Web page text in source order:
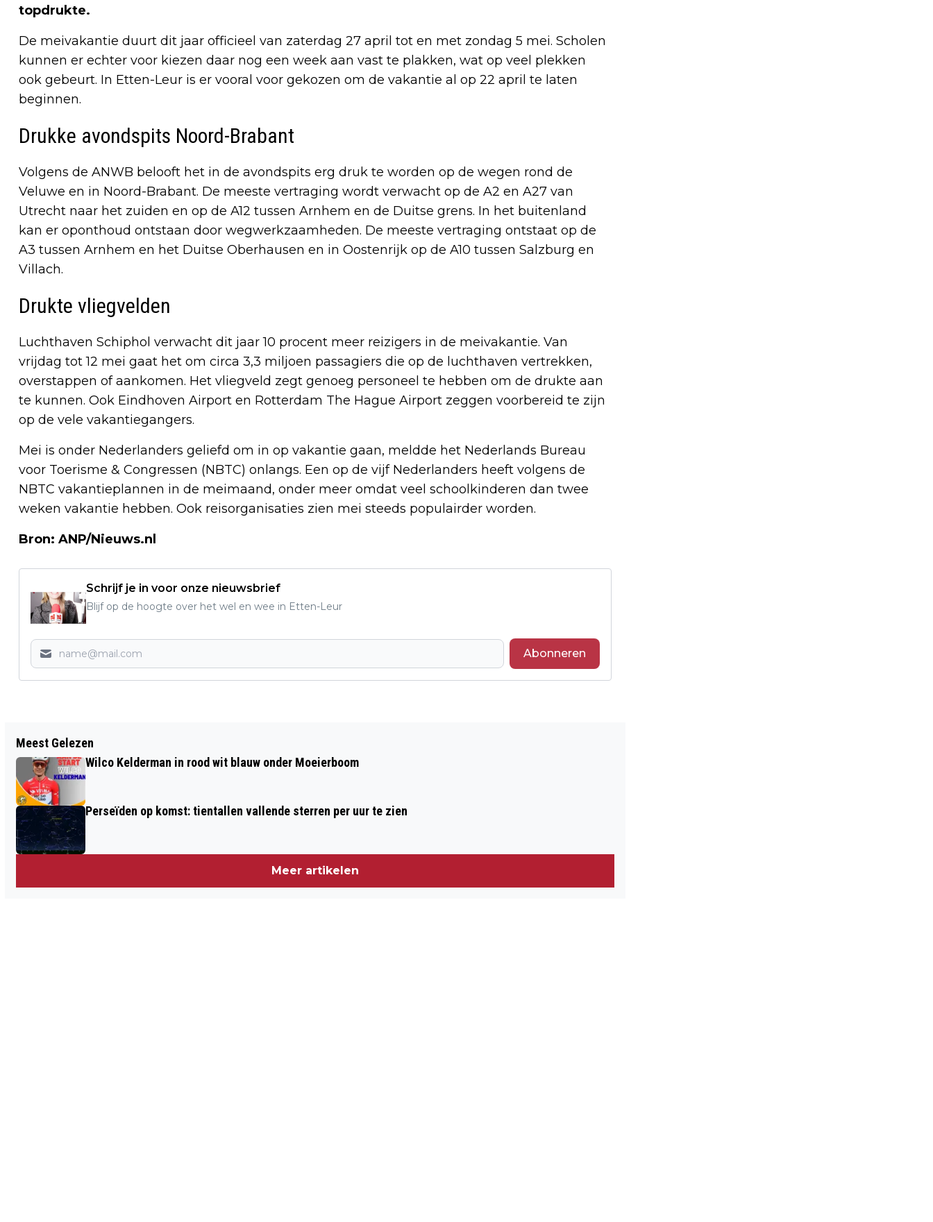
topdrukte.
De meivakantie duurt dit jaar officieel van zaterdag 27 april tot en met zondag 5 mei. Scholen
kunnen er echter voor kiezen daar nog een week aan vast te plakken, wat op veel plekken
ook gebeurt. In Etten-Leur is er vooral voor gekozen om de vakantie al op 22 april te laten
beginnen.
Drukke avondspits Noord-Brabant
Volgens de ANWB belooft het in de avondspits erg druk te worden op de wegen rond de
Veluwe en in Noord-Brabant. De meeste vertraging wordt verwacht op de A2 en A27 van
Utrecht naar het zuiden en op de A12 tussen Arnhem en de Duitse grens. In het buitenland
kan er oponthoud ontstaan door wegwerkzaamheden. De meeste vertraging ontstaat op de
A3 tussen Arnhem en het Duitse Oberhausen en in Oostenrijk op de A10 tussen Salzburg en
Villach.
Drukte vliegvelden
Luchthaven Schiphol verwacht dit jaar 10 procent meer reizigers in de meivakantie. Van
vrijdag tot 12 mei gaat het om circa 3,3 miljoen passagiers die op de luchthaven vertrekken,
overstappen of aankomen. Het vliegveld zegt genoeg personeel te hebben om de drukte aan
te kunnen. Ook Eindhoven Airport en Rotterdam The Hague Airport zeggen voorbereid te zijn
op de vele vakantiegangers.
Mei is onder Nederlanders geliefd om in op vakantie gaan, meldde het Nederlands Bureau
voor Toerisme & Congressen (NBTC) onlangs. Een op de vijf Nederlanders heeft volgens de
NBTC vakantieplannen in de meimaand, onder meer omdat veel schoolkinderen dan twee
weken vakantie hebben. Ook reisorganisaties zien mei steeds populairder worden.
Bron: ANP/Nieuws.nl
Schrijf je in voor onze nieuwsbrief
Blijf op de hoogte over het wel en wee in Etten-Leur
Abonneren
JE KUNT EEN PAARD NIETS WIJSMAKEN
| DREAM ACADEMY
GAAT LANDELIJK!
Meest Gelezen
Wilco Kelderman in rood wit blauw onder Moeierboom
Perseïden op komst: tientallen vallende sterren per uur te zien
Meer artikelen